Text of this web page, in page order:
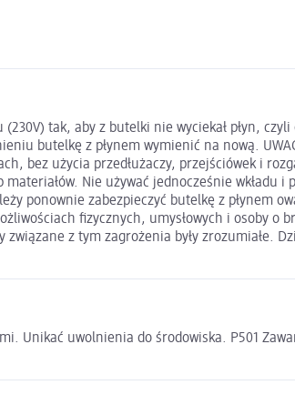
tak, aby z butelki nie wyciekał płyn,
butelkę z płynem wymienić na nową.
bez użycia przedłużaczy, przejściówek i
Nie używać jednocześnie wkładu i
ponownie zabezpieczyć butelkę z płynem
fizycznych, umysłowych i osoby
z tym zagrożenia były zrozumiałe.
Unikać uwolnienia do środowiska. P501